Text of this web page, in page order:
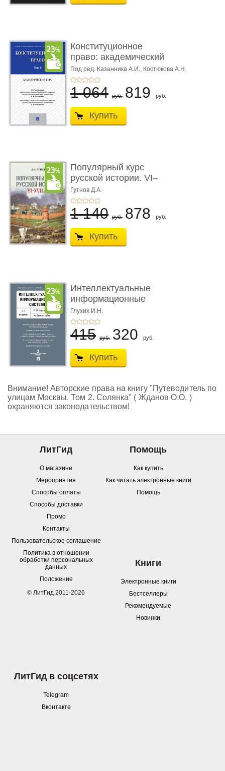
Конституционное
право: академический
курс. То� ...
Под ред. Казанника А.И., Костюкова А.Н.
1 064 руб. 819 руб.
Купить
Популярный курс
русской истории. VI–
XVII вв. Учеб ...
Гутнов Д.А.
1 140 руб. 878 руб.
Купить
Интеллектуальные
информационные
системы. 2-е и ...
Глухих И.Н.
415 руб. 320 руб.
Купить
Внимание! Авторские права на книгу "Путеводитель по
улицам Москвы. Том 2. Солянка" ( Жданов О.О. )
охраняются законодательством!
ЛитГид
О магазине
Мероприятия
Способы оплаты
Способы доставки
Промо
Контакты
Пользовательское соглашение
Политика в отношении
обработки персональных
данных
Положение
© ЛитГид 2011-2026
Помощь
Как купить
Как читать электронные книги
Помощь
Книги
Электронные книги
Бестселлеры
Рекомендуемые
Новинки
ЛитГид в соцсетях
Telegram
Вконтакте